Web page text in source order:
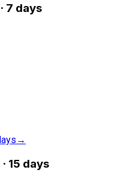
7 days
→
15 days